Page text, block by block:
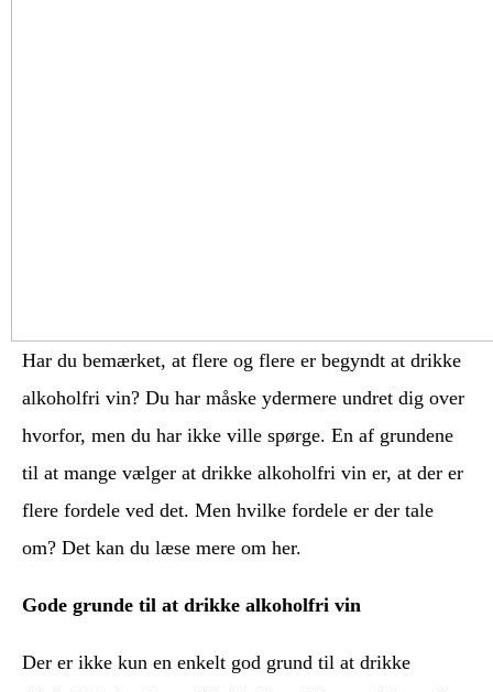
Har du bemærket, at flere og flere er begyndt at drikke
alkoholfri vin? Du har måske ydermere undret dig over
hvorfor, men du har ikke ville spørge. En af grundene
til at mange vælger at drikke alkoholfri vin er, at der er
flere fordele ved det. Men hvilke fordele er der tale
om? Det kan du læse mere om her.
Gode grunde til at drikke alkoholfri vin
Der er ikke kun en enkelt god grund til at drikke